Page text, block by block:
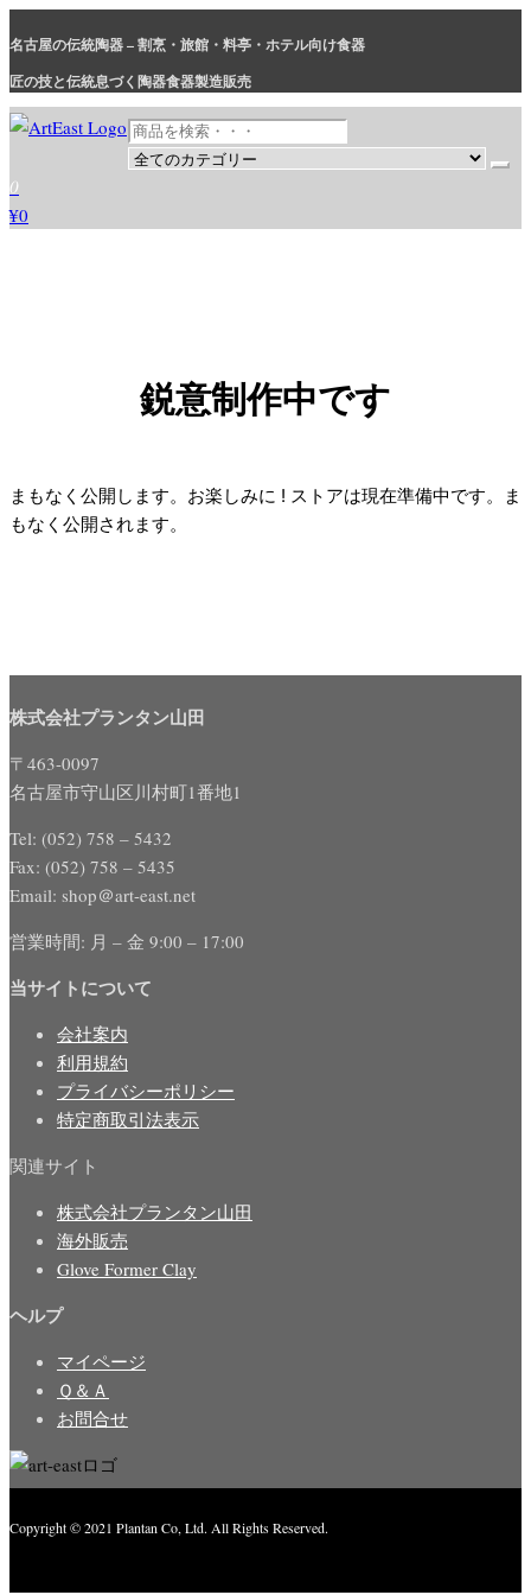
ン
テ
ン
ツ
ス
キ
名古屋の伝統陶器 – 割烹・旅館・料亭・ホテル向け食器
匠の技と伝統息づく陶器食器製造販売
和食器・洋食器通販｜割烹・旅館・料亭・ホテル等業務用卸販売
業務用から個人用まで、おしゃれでかわいい和食器・洋食器はま
とめ買いがお得です。
0
¥0
鋭意制作中です
まもなく公開します。お楽しみに ! ストアは現在準備中です。ま
もなく公開されます。
株式会社プランタン山田
〒463-0097
名古屋市守山区川村町1番地1
Tel: (052) 758 – 5432
Fax: (052) 758 – 5435
Email: shop＠art-east.net
営業時間: 月 – 金 9:00 – 17:00
当サイトについて
会社案内
利用規約
プライバシーポリシー
特定商取引法表示
関連サイト
株式会社プランタン山田
海外販売
Glove Former Clay
ヘルプ
マイページ
Ｑ＆Ａ
お問合せ
Copyright © 2021 Plantan Co, Ltd. All Rights Reserved.